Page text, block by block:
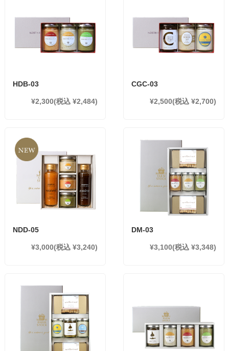
HDB-03
¥2,300(税込 ¥2,484)
CGC-03
¥2,500(税込 ¥2,700)
NDD-05
¥3,000(税込 ¥3,240)
DM-03
¥3,100(税込 ¥3,348)